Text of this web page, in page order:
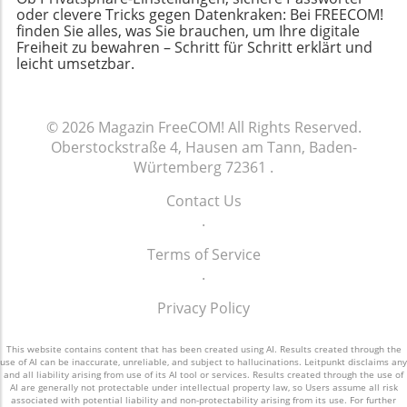
Zukunft schaffen.
vermeiden und einen stressfreieren Urlaub zu
genießen. Für alle, die gerne sicher reisen wollen,
ist es wichtig, die richtigen Schritte zur Planung
und Vorbereitung zu unternehmen. Informieren
geplanter Urlaub ist oft auch ein entspannter
Urlaub, und Sicherheit ist ein integraler
Bestandteil dafür. Nutzen Sie die
und Aktivitäten zu planen, sondern auch um sich
um Ihre gesundheitlichen Absicherungen zu
kümmern. Bleiben Sie sicher, informiert und
Veränderungen könnte dazu führen, dass sich
Versicherte weniger engagieren und interessiert
zeigen, was die Krankenkassen als
herausfordernd empfinden dürften. Das
nicht klar ersichtlich ist, wie wichtige
Informationen bereitgestellt werden. Eine
transparente Kommunikation wäre ein zentraler
zu fördern und zu erhalten. Was können
Versicherte tun? Es ist wichtig, dass Versicherte
künftig aktiver nach Informationen suchen, um
über mögliche Änderungen informiert zu sein.
Beispielsweise könnte es sinnvoll sein,
regelmäßig die Website der eigenen
Informationen in der eigenen Mitgliedszeitschrift
zu suchen. Auch könnte es hilfreich sein, sich in
sozialen Medien oder in Online-Foren mit
oder clevere Tricks gegen Datenkraken: Bei FREECOM!
finden Sie alles, was Sie brauchen, um Ihre digitale
Freiheit zu bewahren – Schritt für Schritt erklärt und
leicht umsetzbar.
© 2026 Magazin FreeCOM! All Rights Reserved.
Oberstockstraße 4, Hausen am Tann, Baden-
Würtemberg 72361 .
Contact Us
.
Terms of Service
.
Privacy Policy
This website contains content that has been created using AI. Results created through the
use of AI can be inaccurate, unreliable, and subject to hallucinations. Leitpunkt disclaims any
and all liability arising from use of its AI tool or services. Results created through the use of
AI are generally not protectable under intellectual property law, so Users assume all risk
associated with potential liability and non-protectability arising from its use. For further